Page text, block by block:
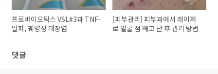
프로바이오틱스 VSL#3과 TNF-
알파, 궤양성 대장염
[피부관리] 피부과에서 레이저
로 얼굴 점 빼고 난 후 관리 방법
댓글